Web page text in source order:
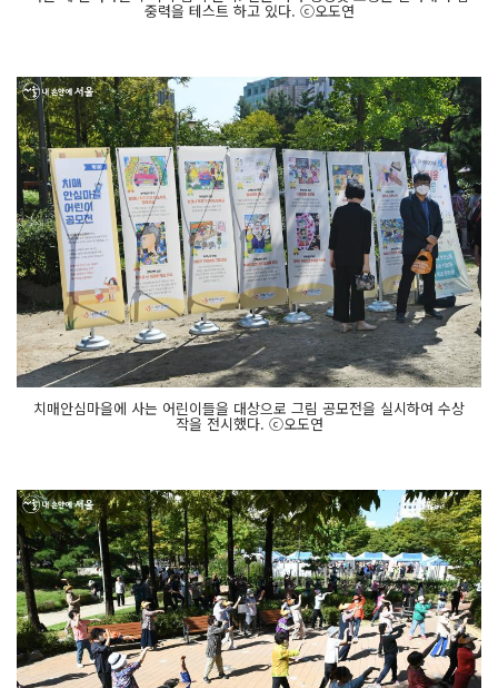
중력을 테스트 하고 있다. ⓒ오도연
치매안심마을에 사는 어린이들을 대상으로 그림 공모전을 실시하여 수상
작을 전시했다. ⓒ오도연